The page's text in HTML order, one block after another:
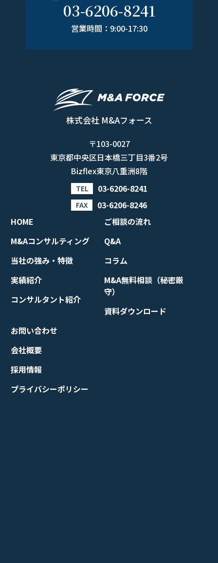
03-6206-8241
営業時間：9:00-17:30
株式会社 M&Aフォース
〒103-0027
東京都中央区日本橋三丁目3番2号
Bizflex東京八重洲8階
TEL 03-6206-8241
FAX
03-6206-8246
HOME
M&Aコンサルティング
当社の強み・特徴
実績紹介
コンサルタント紹介
ご相談の流れ
Q&A
コラム
M&A無料相談（秘密厳
守）
資料ダウンロード
お問い合わせ
会社概要
採用情報
プライバシーポリシー